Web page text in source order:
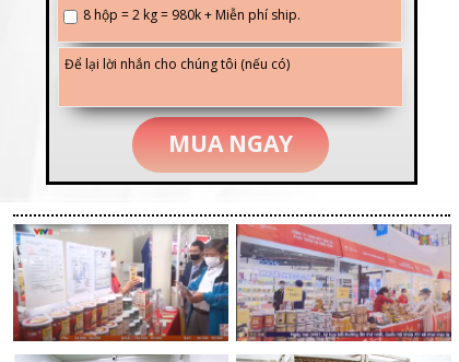
MUA NGAY
8 hộp = 2 kg = 980k + Miễn phí ship.